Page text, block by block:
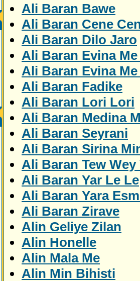
Ali Baran Bawe
Ali Baran Cene
Ali Baran Dilo Jaro
Ali Baran Evina
Ali Baran Evina Me
Ali Baran Fadike
Ali Baran Lori Lori
Ali Baran Medina
Ali Baran Seyrani
Ali Baran Sirina
Ali Baran Tew Wey
Ali Baran Yar Le Le
Ali Baran Yara
Ali Baran Zirave
Alin Geliye Zilan
Alin Honelle
Alin Mala Me
Alin Min Bihisti